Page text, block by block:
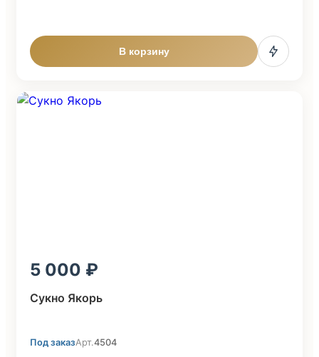
В корзину
5 000
Сукно Якорь
Под заказАрт.4504